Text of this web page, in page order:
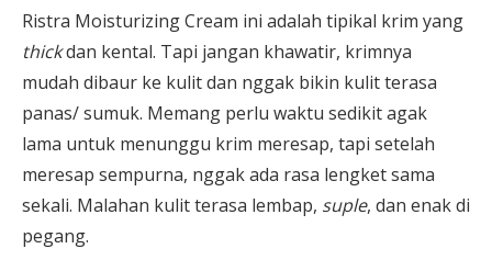
Ristra Moisturizing Cream ini adalah tipikal krim yang
thickdan kental. Tapi jangan khawatir, krimnya
mudah dibaur ke kulit dan nggak bikin kulit terasa
panas/ sumuk. Memang perlu waktu sedikit agak
lama untuk menunggu krim meresap, tapi setelah
meresap sempurna, nggak ada rasa lengket sama
sekali. Malahan kulit terasa lembap, suple, dan enak di
pegang.